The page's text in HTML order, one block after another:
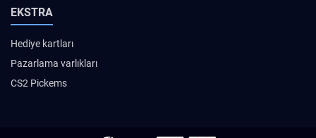
EKSTRA
Hediye kartları
Pazarlama varlıkları
CS2 Pickems